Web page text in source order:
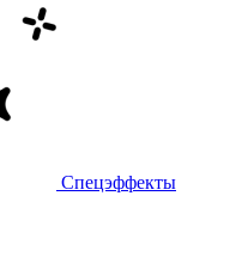
Спецэффекты